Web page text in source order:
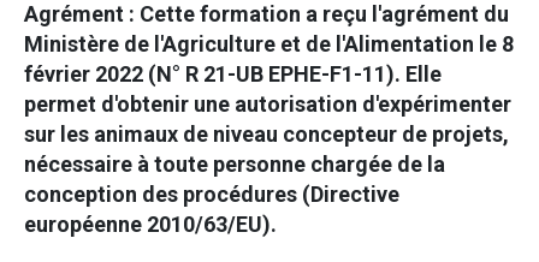
Agrément : Cette formation a reçu l'agrément du
Ministère de l'Agriculture et de l'Alimentation le 8
février 2022 (N° R 21-UB EPHE-F1-11). Elle
permet d'obtenir une autorisation d'expérimenter
sur les animaux de niveau concepteur de projets,
nécessaire à toute personne chargée de la
conception des procédures (Directive
européenne 2010/63/EU).